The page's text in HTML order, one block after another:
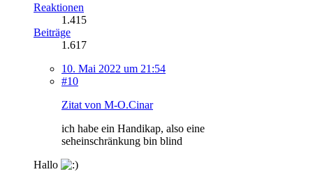
Reaktionen
1.415
Beiträge
1.617
10. Mai 2022 um 21:54
#10
Zitat von M-O.Cinar
ich habe ein Handikap, also eine
seheinschränkung bin blind
Hallo